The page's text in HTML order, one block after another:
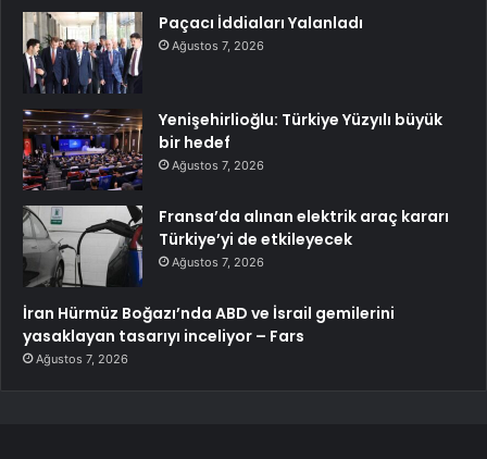
Paçacı İddiaları Yalanladı
Ağustos 7, 2026
Yenişehirlioğlu: Türkiye Yüzyılı büyük
bir hedef
Ağustos 7, 2026
Fransa’da alınan elektrik araç kararı
Türkiye’yi de etkileyecek
Ağustos 7, 2026
İran Hürmüz Boğazı’nda ABD ve İsrail gemilerini
yasaklayan tasarıyı inceliyor – Fars
Ağustos 7, 2026